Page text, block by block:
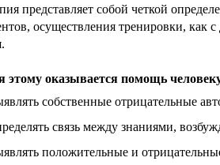
представляет собой четкой
осуществления тренировки, как
этому оказывается помощь
собственные отрицательные
связь между знаниями,
положительные и